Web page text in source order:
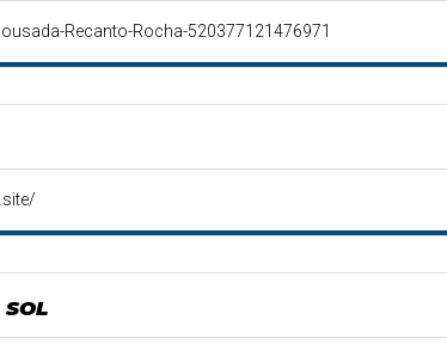
Recanto-Rocha-520377121476971